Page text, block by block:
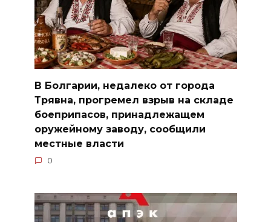
В Болгарии, недалеко от города
Трявна, прогремел взрыв на складе
боеприпасов, принадлежащем
оружейному заводу, сообщили
местные власти
0